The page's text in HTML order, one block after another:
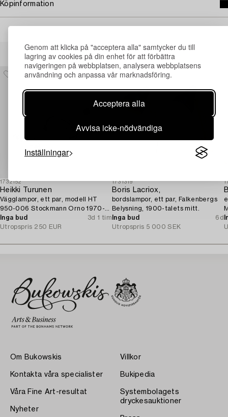
Genom att klicka på "acceptera alla" samtycker du till
lagring av cookies på din enhet för att förbättra
navigeringen på webbplatsen, analysera webbplatsens
användning och anpassa vår marknadsföring.
Acceptera alla
Avvisa icke-nödvändiga
Inställningar
Köpinformation
Andra har även tittat på
1732152
Heikki Turunen
Vägglampor, ett par, modell HT
950-006 Stockmann Orno 1970-
tal.
Inga bud
3d 1 tim
Utropspris 250 EUR
1731319
Boris Lacriox,
bordslampor, ett par, Falkenbergs
Belysning, 1900-talets mitt.
Inga bud
6d
Utropspris 5 000 SEK
Om Bukowskis
Kontakta våra specialister
Våra Fine Art-resultat
Nyheter
Villkor
Bukipedia
Systembolagets
dryckesauktioner